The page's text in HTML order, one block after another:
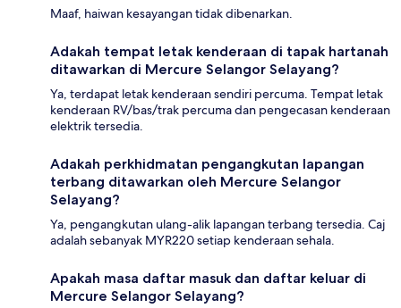
Maaf, haiwan kesayangan tidak dibenarkan.
Adakah tempat letak kenderaan di tapak hartanah
ditawarkan di Mercure Selangor Selayang?
Ya, terdapat letak kenderaan sendiri percuma. Tempat letak
kenderaan RV/bas/trak percuma dan pengecasan kenderaan
elektrik tersedia.
Adakah perkhidmatan pengangkutan lapangan
terbang ditawarkan oleh Mercure Selangor
Selayang?
Ya, pengangkutan ulang-alik lapangan terbang tersedia. Caj
adalah sebanyak MYR220 setiap kenderaan sehala.
Apakah masa daftar masuk dan daftar keluar di
Mercure Selangor Selayang?